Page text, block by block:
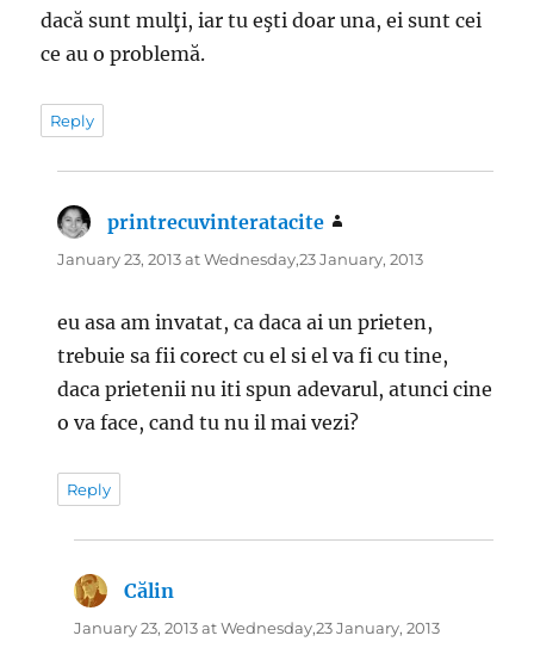
dacă sunt mulţi, iar tu eşti doar una, ei sunt cei
ce au o problemă.
Reply
printrecuvinteratacite
January 23, 2013 at Wednesday,23 January, 2013
eu asa am invatat, ca daca ai un prieten,
trebuie sa fii corect cu el si el va fi cu tine,
daca prietenii nu iti spun adevarul, atunci cine
o va face, cand tu nu il mai vezi?
Reply
Călin
January 23, 2013 at Wednesday,23 January, 2013